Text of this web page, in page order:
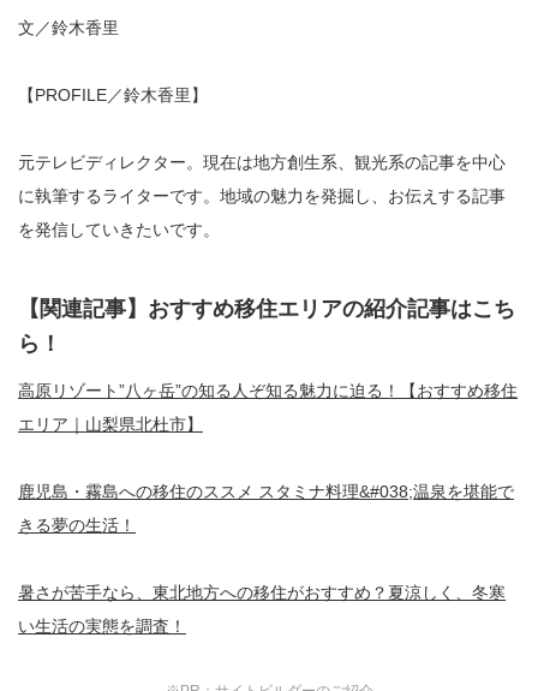
文／鈴木香里
【PROFILE／鈴木香里】
元テレビディレクター。現在は地方創生系、観光系の記事を中心
に執筆するライターです。地域の魅力を発掘し、お伝えする記事
を発信していきたいです。
【関連記事】おすすめ移住エリアの紹介記事はこち
ら！
高原リゾート”八ヶ岳”の知る人ぞ知る魅力に迫る！【おすすめ移住
エリア｜山梨県北杜市】
鹿児島・霧島への移住のススメ スタミナ料理&#038;温泉を堪能で
きる夢の生活！
暑さが苦手なら、東北地方への移住がおすすめ？夏涼しく、冬寒
い生活の実態を調査！